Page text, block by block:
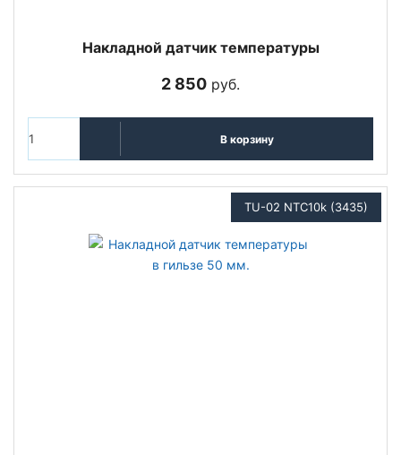
Накладной датчик температуры
2 850 руб.
В корзину
TU-02 NTC10k (3435)